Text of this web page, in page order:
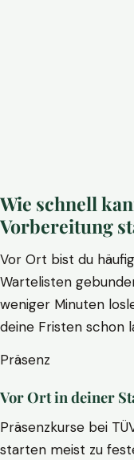
Wie schnell
Vorbereitung
Vor Ort bist du
Wartelisten
weniger Minuten
deine Fristen schon
Präsenz
Vor Ort in deiner
Präsenzkurse bei
starten meist zu